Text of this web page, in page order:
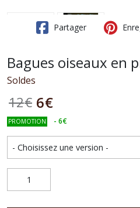
Partager
Bagues oiseaux en
Soldes
12€ 6€
PROMOTION - 6€